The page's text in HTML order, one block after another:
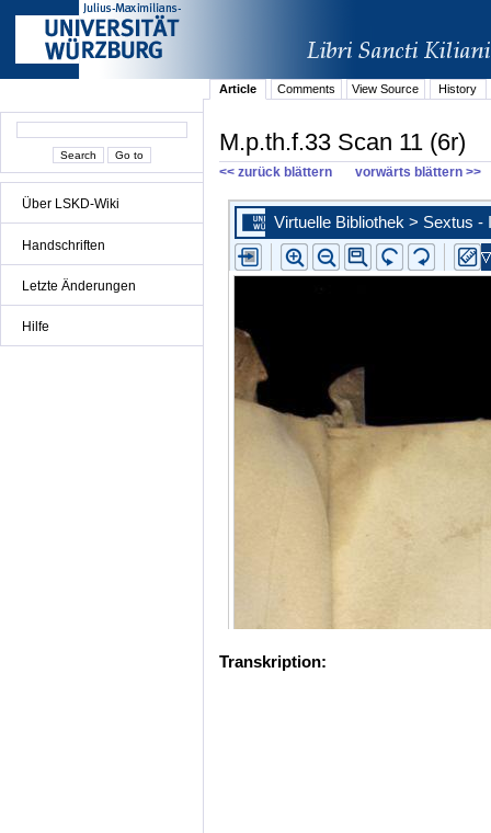
Über LSKD-Wiki
Handschriften
Letzte Änderungen
Hilfe
Article Comments View Source History
M.p.th.f.33 Scan 11 (6r)
<< zurück blättern vorwärts blättern >>
Transkription: